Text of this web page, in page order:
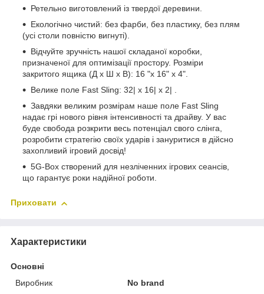
Ретельно виготовлений із твердої деревини.
Екологічно чистий: без фарби, без пластику, без плям
(усі столи повністю вигнуті).
Відчуйте зручність нашої складаної коробки,
призначеної для оптимізації простору. Розміри
закритого ящика (Д x Ш x В): 16 "x 16" x 4".
Велике поле Fast Sling: 32| x 16| x 2| .
Завдяки великим розмірам наше поле Fast Sling
надає грі нового рівня інтенсивності та драйву. У вас
буде свобода розкрити весь потенціал свого слінга,
розробити стратегію своїх ударів і зануритися в дійсно
захопливий ігровий досвід!
5G-Box створений для незліченних ігрових сеансів,
що гарантує роки надійної роботи.
Приховати
Характеристики
Основні
Виробник
No brand